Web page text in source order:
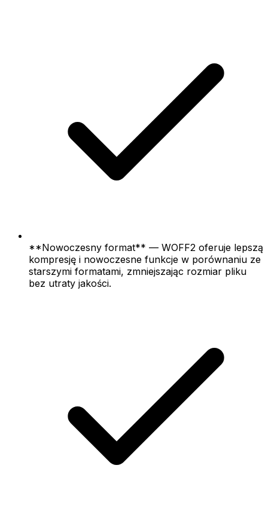
**Nowoczesny format** — WOFF2 oferuje lepszą
kompresję i nowoczesne funkcje w porównaniu ze
starszymi formatami, zmniejszając rozmiar pliku
bez utraty jakości.